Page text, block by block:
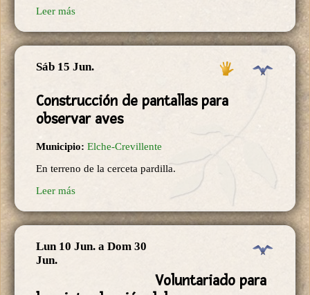
Leer más
Sáb 15 Jun.
Construcción de pantallas para
observar aves
Municipio: Elche-Crevillente
En terreno de la cerceta pardilla.
Leer más
Lun 10 Jun. a Dom 30
Jun.
Voluntariado para